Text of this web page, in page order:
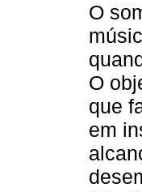
O
O
que
em